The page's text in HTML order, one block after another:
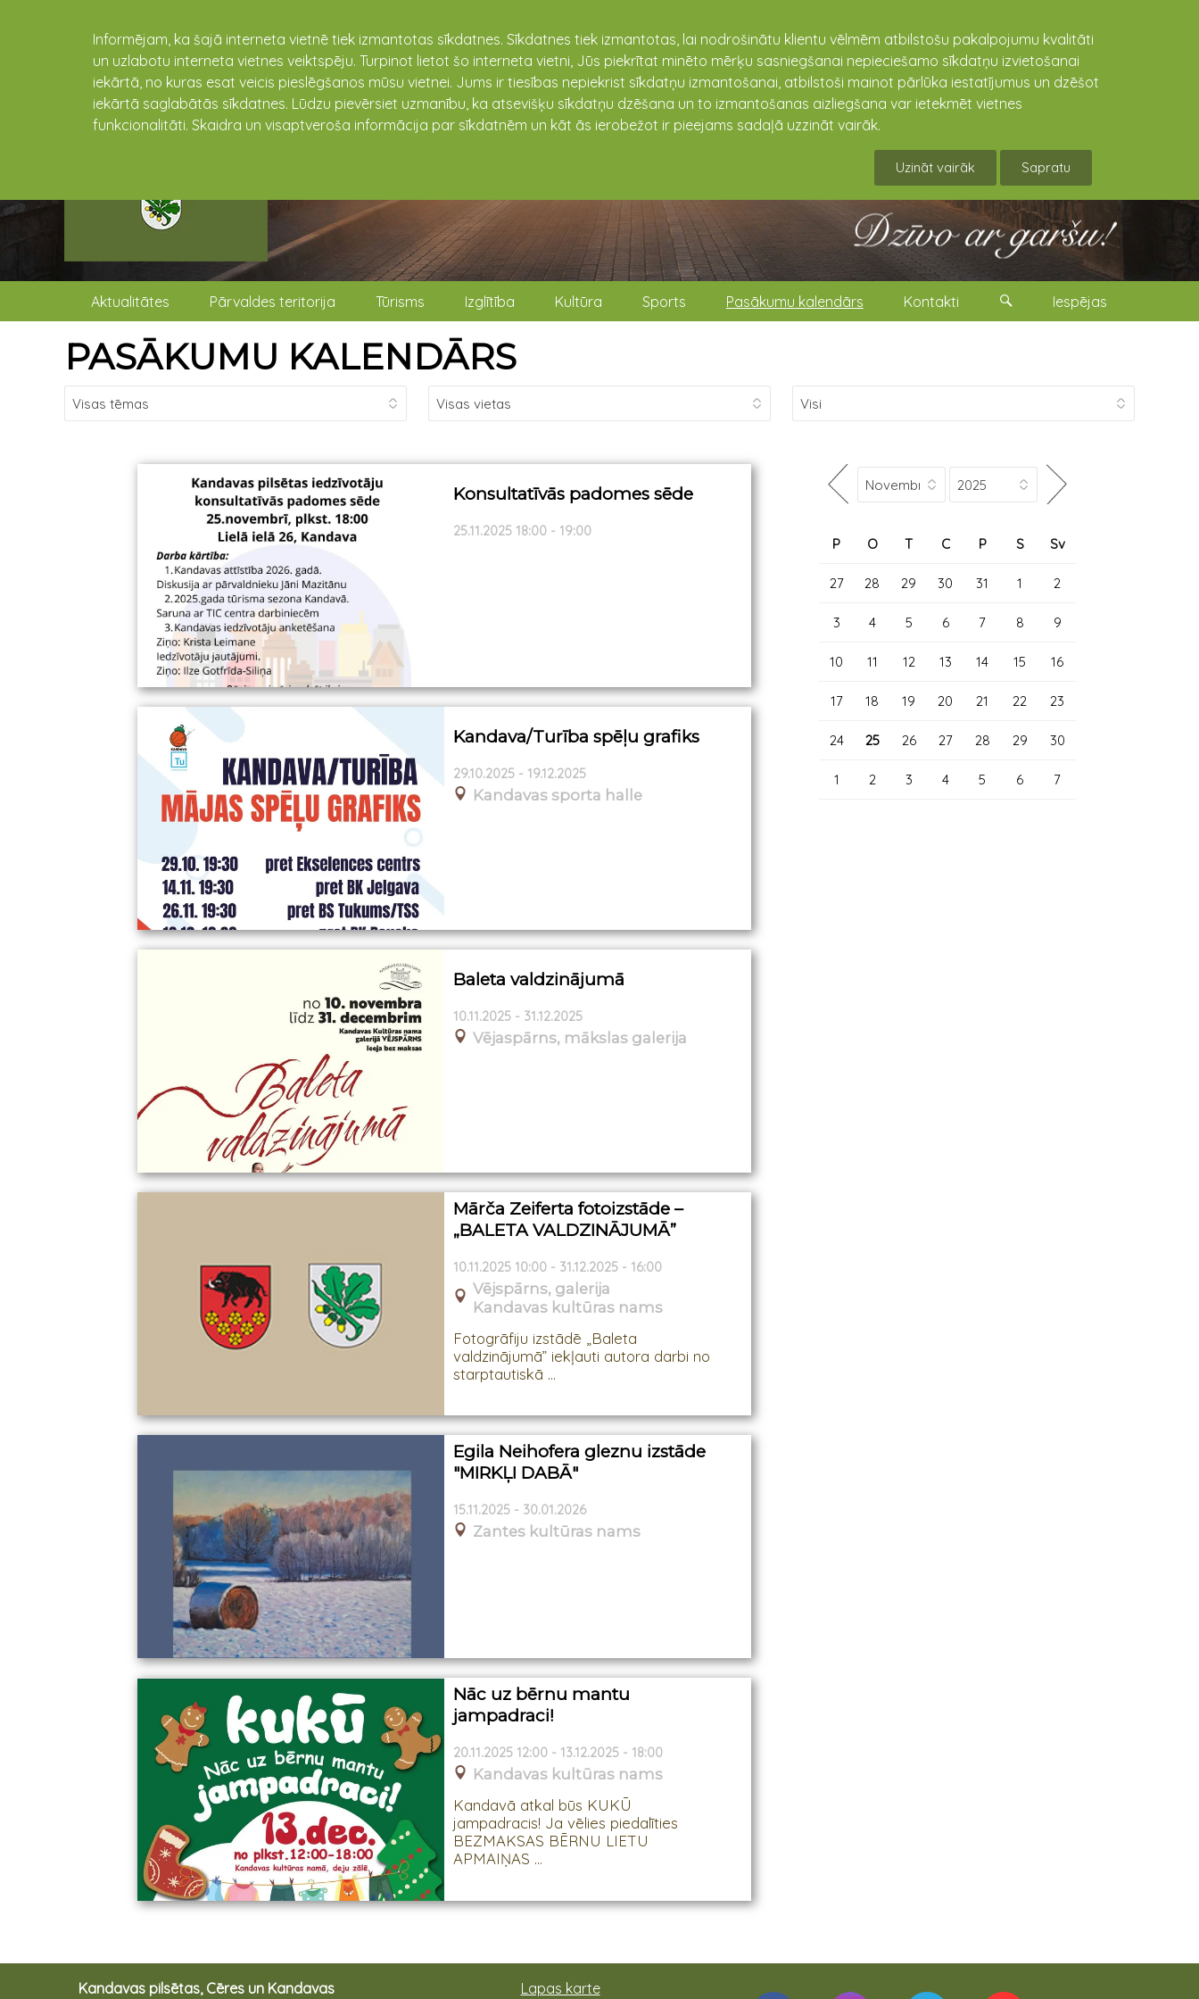
Informējam, ka šajā interneta vietnē tiek izmantotas sīkdatnes. Sīkdatnes tiek izmantotas, lai nodrošinātu klientu vēlmēm atbilstošu pakalpojumu kvalitāti
un uzlabotu interneta vietnes veiktspēju. Turpinot lietot šo interneta vietni, Jūs piekrītat minēto mērķu sasniegšanai nepieciešamo sīkdatņu izvietošanai
iekārtā, no kuras esat veicis pieslēgšanos mūsu vietnei. Jums ir tiesības nepiekrist sīkdatņu izmantošanai, atbilstoši mainot pārlūka iestatījumus un dzēšot
iekārtā saglabātās sīkdatnes. Lūdzu pievērsiet uzmanību, ka atsevišķu sīkdatņu dzēšana un to izmantošanas aizliegšana var ietekmēt vietnes
funkcionalitāti. Skaidra un visaptveroša informācija par sīkdatnēm un kāt ās ierobežot ir pieejams sadaļā uzzināt vairāk.
Uzināt vairāk Sapratu
Aktualitātes Pārvaldes teritorija Tūrisms Izglītība Kultūra Sports Pasākumu kalendārs Kontakti Iespējas
PASĀKUMU KALENDĀRS
Konsultatīvās padomes sēde
25.11.2025 18:00 - 19:00
Kandava/Turība spēļu grafiks
29.10.2025 - 19.12.2025
Kandavas sporta halle
Baleta valdzinājumā
10.11.2025 - 31.12.2025
Vējaspārns, mākslas galerija
Mārča Zeiferta fotoizstāde –
„BALETA VALDZINĀJUMĀ”
10.11.2025 10:00 - 31.12.2025 - 16:00
Vējspārns, galerija
Kandavas kultūras nams
Fotogrāfiju izstādē „Baleta
valdzinājumā” iekļauti autora darbi no
starptautiskā ...
Egila Neihofera gleznu izstāde
"MIRKĻI DABĀ"
15.11.2025 - 30.01.2026
Zantes kultūras nams
Nāc uz bērnu mantu
jampadraci!
20.11.2025 12:00 - 13.12.2025 - 18:00
Kandavas kultūras nams
Kandavā atkal būs KUKŪ
jampadracis! Ja vēlies piedalīties
BEZMAKSAS BĒRNU LIETU
APMAIŅAS ...
P O T C P S Sv
27 28 29 30 31 1 2
3 4 5 6 7 8 9
10 11 12 13 14 15 16
17 18 19 20 21 22 23
24 25 26 27 28 29 30
1 2 3 4 5 6 7
Kandavas pilsētas, Cēres un Kandavas Lapas karte